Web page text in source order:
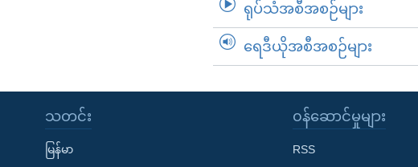
ရုပ်သံအစီအစဉ်များ
ရေဒီယိုအစီအစဉ်များ
သတင်း
မြန်မာ
၀န်ဆောင်မှုများ
RSS